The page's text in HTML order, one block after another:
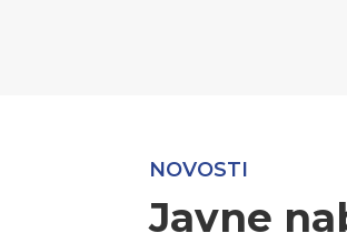
NOVOSTI
Javne